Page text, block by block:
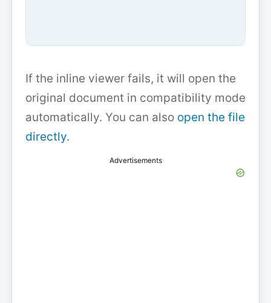
If the inline viewer fails, it will open the
original document in compatibility mode
automatically. You can also open the file
directly.
Advertisements